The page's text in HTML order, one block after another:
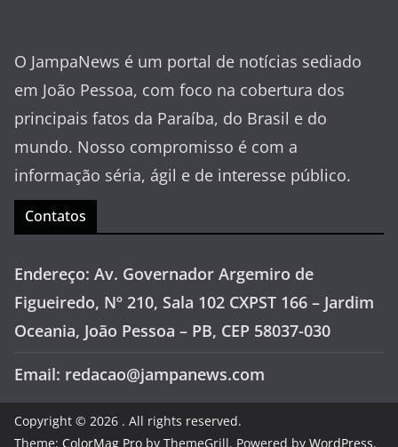
O JampaNews é um portal de notícias sediado
em João Pessoa, com foco na cobertura dos
principais fatos da Paraíba, do Brasil e do
mundo. Nosso compromisso é com a
informação séria, ágil e de interesse público.
Contatos
Endereço: Av. Governador Argemiro de
Figueiredo, Nº 210, Sala 102 CXPST 166 – Jardim
Oceania, João Pessoa – PB, CEP 58037-030
Email: redacao@jampanews.com
Copyright © 2026 . All rights reserved.
Theme: ColorMag Pro by ThemeGrill. Powered by WordPress.